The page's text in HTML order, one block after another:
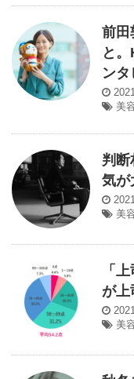
前田
と
ン
美
判断
気が
美
「
が上
美